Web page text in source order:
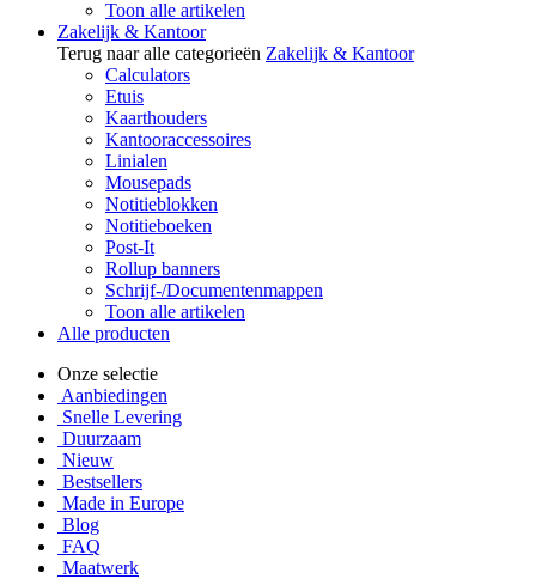
Toon alle artikelen
Zakelijk & Kantoor
Terug naar alle categorieën Zakelijk & Kantoor
Calculators
Etuis
Kaarthouders
Kantooraccessoires
Linialen
Mousepads
Notitieblokken
Notitieboeken
Post-It
Rollup banners
Schrijf-/Documentenmappen
Toon alle artikelen
Alle producten
Onze selectie
Aanbiedingen
Snelle Levering
Duurzaam
Nieuw
Bestsellers
Made in Europe
Blog
FAQ
Maatwerk